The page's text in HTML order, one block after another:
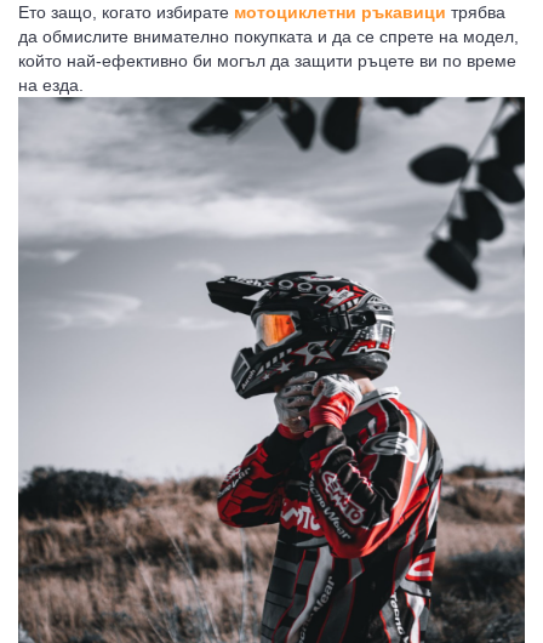
СЪЕДИНИТЕЛ НА МОТОР
Ето защо, когато избирате мотоциклетни ръкавици трябва
да обмислите внимателно покупката и да се спрете на модел,
който най-ефективно би могъл да защити ръцете ви по време
на езда.